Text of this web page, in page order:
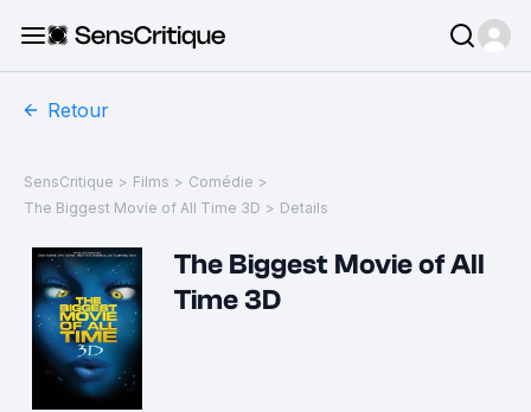
Retour
SensCritique > Films > Comédie >
The Biggest Movie of All Time 3D > Details
The Biggest Movie of All
Time 3D